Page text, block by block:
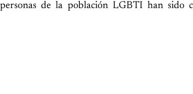
de la población LGBTI han sido